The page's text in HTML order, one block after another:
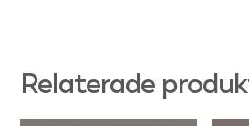
Relaterade